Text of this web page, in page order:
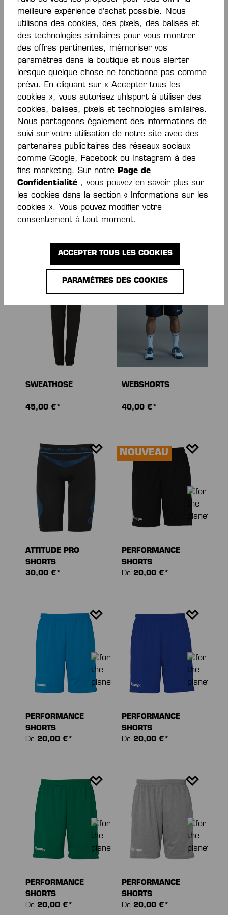
-70 %
PRIME SHORTS
7,50 €*
(économie de 70%)
-70 %
PRIME SHORTS
7,50 €*
(économie de 70%)
POCKET SHORTS
30,00 €*
POCKET SHORTS
30,00 €*
SWEATHOSE
45,00 €*
WEBSHORTS
40,00 €*
ATTITUDE PRO
SHORTS
30,00 €*
NOUVEAU
PERFORMANCE
SHORTS
De 20,00 €*
PERFORMANCE
SHORTS
De 20,00 €*
PERFORMANCE
SHORTS
De 20,00 €*
PERFORMANCE
SHORTS
De 20,00 €*
PERFORMANCE
SHORTS
De 20,00 €*
meilleure expérience d’achat possible. Nous
utilisons des cookies, des pixels, des balises et
des technologies similaires pour vous montrer
des offres pertinentes, mémoriser vos
paramètres dans la boutique et nous alerter
lorsque quelque chose ne fonctionne pas comme
prévu. En cliquant sur « Accepter tous les
cookies », vous autorisez uhlsport à utiliser des
cookies, balises, pixels et technologies similaires.
Nous partageons également des informations de
suivi sur votre utilisation de notre site avec des
partenaires publicitaires des réseaux sociaux
comme Google, Facebook ou Instagram à des
fins marketing. Sur notre Page de
Confidentialité , vous pouvez en savoir plus sur
les cookies dans la section « Informations sur les
cookies ». Vous pouvez modifier votre
consentement à tout moment.
PARAMÈTRES DES COOKIES
ACCEPTER TOUS LES COOKIES